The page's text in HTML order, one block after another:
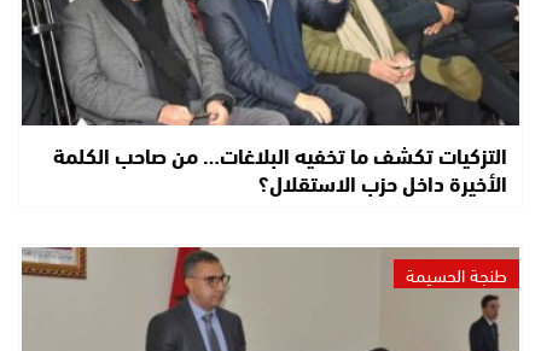
التزكيات تكشف ما تخفيه البلاغات… من صاحب الكلمة
الأخيرة داخل حزب الاستقلال؟
طنجة الحسيمة